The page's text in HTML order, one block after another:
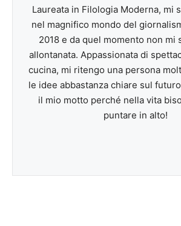
Laureata in Filologia Moderna, mi
nel magnifico mondo del
2018 e da quel momento non mi
allontanata. Appassionata di
cucina, mi ritengo una persona
le idee abbastanza chiare sul
il mio motto perché nella vita
puntare in alto!